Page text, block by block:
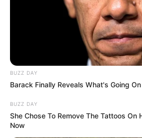
BUZZ DAY
Barack Finally Reveals What's Going
BUZZ DAY
She Chose To Remove The Tattoos On
Now